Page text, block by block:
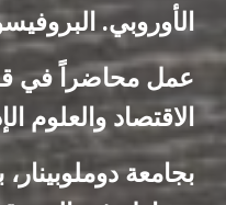
الأوروبي.
عمل محاضراً في
الاقتصاد والعلوم